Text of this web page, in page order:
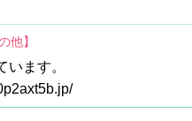
他】
ます。